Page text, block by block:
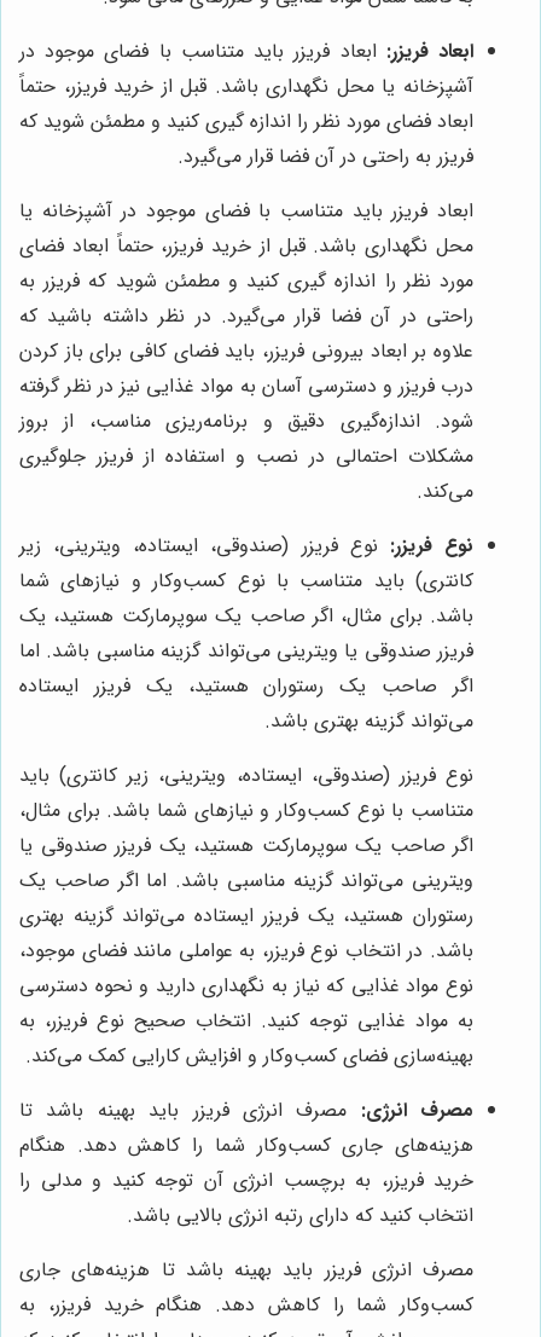
ابعاد فریزر: ابعاد فریزر باید متناسب با فضای موجود در
آشپزخانه یا محل نگهداری باشد. قبل از خرید فریزر، حتماً
ابعاد فضای مورد نظر را اندازه گیری کنید و مطمئن شوید که
فریزر به راحتی در آن فضا قرار می‌گیرد.
ابعاد فریزر باید متناسب با فضای موجود در آشپزخانه یا
محل نگهداری باشد. قبل از خرید فریزر، حتماً ابعاد فضای
مورد نظر را اندازه گیری کنید و مطمئن شوید که فریزر به
راحتی در آن فضا قرار می‌گیرد. در نظر داشته باشید که
علاوه بر ابعاد بیرونی فریزر، باید فضای کافی برای باز کردن
درب فریزر و دسترسی آسان به مواد غذایی نیز در نظر گرفته
شود. اندازه‌گیری دقیق و برنامه‌ریزی مناسب، از بروز
مشکلات احتمالی در نصب و استفاده از فریزر جلوگیری
می‌کند.
نوع فریزر: نوع فریزر (صندوقی، ایستاده، ویترینی، زیر
کانتری) باید متناسب با نوع کسب‌وکار و نیازهای شما
باشد. برای مثال، اگر صاحب یک سوپرمارکت هستید، یک
فریزر صندوقی یا ویترینی می‌تواند گزینه مناسبی باشد. اما
اگر صاحب یک رستوران هستید، یک فریزر ایستاده
می‌تواند گزینه بهتری باشد.
نوع فریزر (صندوقی، ایستاده، ویترینی، زیر کانتری) باید
متناسب با نوع کسب‌وکار و نیازهای شما باشد. برای مثال،
اگر صاحب یک سوپرمارکت هستید، یک فریزر صندوقی یا
ویترینی می‌تواند گزینه مناسبی باشد. اما اگر صاحب یک
رستوران هستید، یک فریزر ایستاده می‌تواند گزینه بهتری
باشد. در انتخاب نوع فریزر، به عواملی مانند فضای موجود،
نوع مواد غذایی که نیاز به نگهداری دارید و نحوه دسترسی
به مواد غذایی توجه کنید. انتخاب صحیح نوع فریزر، به
بهینه‌سازی فضای کسب‌وکار و افزایش کارایی کمک می‌کند.
مصرف انرژی: مصرف انرژی فریزر باید بهینه باشد تا
هزینه‌های جاری کسب‌وکار شما را کاهش دهد. هنگام
خرید فریزر، به برچسب انرژی آن توجه کنید و مدلی را
انتخاب کنید که دارای رتبه انرژی بالایی باشد.
مصرف انرژی فریزر باید بهینه باشد تا هزینه‌های جاری
کسب‌وکار شما را کاهش دهد. هنگام خرید فریزر، به